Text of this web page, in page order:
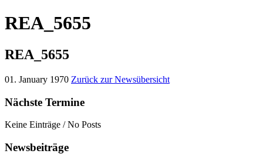
REA_5655
REA_5655
01. January 1970 Zurück zur Newsübersicht
Nächste Termine
Keine Einträge / No Posts
Newsbeiträge